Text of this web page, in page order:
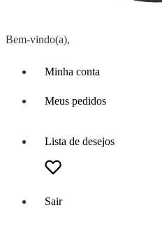
Bem-vindo(a),
Minha conta
Meus pedidos
Lista de desejos
Sair